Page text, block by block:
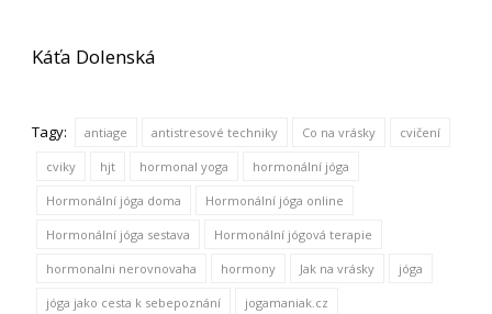
Káťa Dolenská
Tagy: antiage antistresové techniky Co na vrásky cvičení
cviky hjt hormonal yoga hormonální jóga
Hormonální jóga doma Hormonální jóga online
Hormonální jóga sestava Hormonální jógová terapie
hormonalni nerovnovaha hormony Jak na vrásky jóga
jóga jako cesta k sebepoznání jogamaniak.cz